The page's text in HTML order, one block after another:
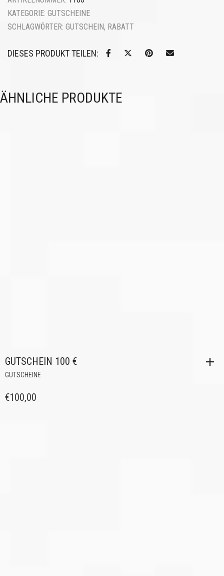
KATEGORIE: GUTSCHEINE
SCHLAGWÖRTER: GUTSCHEIN, RABATT
DIESES PRODUKT TEILEN:
ÄHNLICHE PRODUKTE
GUTSCHEIN 100 €
GUTSCHEINE
€100,00